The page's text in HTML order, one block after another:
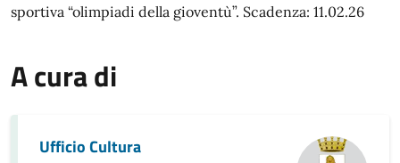
sportiva “olimpiadi della gioventù”. Scadenza: 11.02.26
A cura di
Ufficio Cultura